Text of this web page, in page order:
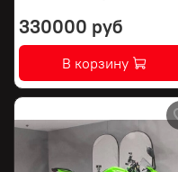
330000 руб
В корзину